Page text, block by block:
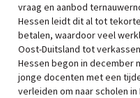
vraag en aanbod
Hessen leidt dit al tot
betalen, waardoor veel
Oost-Duitsland tot
Hessen begon in december
jonge docenten met een
verleiden om naar scholen